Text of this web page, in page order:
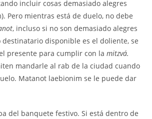
incluir cosas demasiado alegres
Pero mientras está de duelo, no debe
, incluso si no son demasiado alegres
destinatario disponible es el doliente, se
presente para cumplir con lamitzvá.
mandarle al rab de la ciudad cuando
Matanot laebionim se le puede dar
del banquete festivo. Si está dentro de